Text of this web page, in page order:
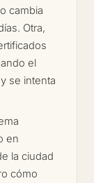
cambia
Otra,
el
se intenta
en
la ciudad
cómo